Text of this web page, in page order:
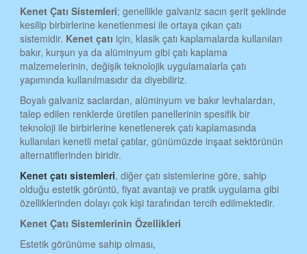
İZMİR KENET ÇATI
KARS KENET ÇATI
KASTAMONU KENET ÇATI
KAYSERİ KENET ÇATI
KIRKLARELİ KENET ÇATI
KIRŞEHİR KENET ÇATI
KOCAELİ KENET ÇATI
KONYA KENET ÇATI
KÜTAHYA KENET ÇATI
MALATYA KENET ÇATI
Kenet Çatı Sistemleri; genellikle galvaniz sacın şerit şeklinde
kesilip birbirlerine kenetlenmesi ile ortaya çıkan çatı
sistemidir. Kenet çatıiçin, klasik çatı kaplamalarda kullanılan
bakır, kurşun ya da alüminyum gibi çatı kaplama
malzemelerinin, değişik teknolojik uygulamalarla çatı
yapımında kullanılmasıdır da diyebiliriz.
Boyalı galvaniz saclardan, alüminyum ve bakır levhalardan,
talep edilen renklerde üretilen panellerinin spesifik bir
teknoloji ile birbirlerine kenetlenerek çatı kaplamasında
kullanılan kenetli metal çatılar, günümüzde inşaat sektörünün
alternatiflerinden biridir.
Kenet çatı sistemleri, diğer çatı sistemlerine göre, sahip
olduğu estetik görüntü, fiyat avantajı ve pratik uygulama gibi
özelliklerinden dolayı çok kişi tarafından tercih edilmektedir.
Kenet Çatı Sistemlerinin Özellikleri
Estetik görünüme sahip olması,